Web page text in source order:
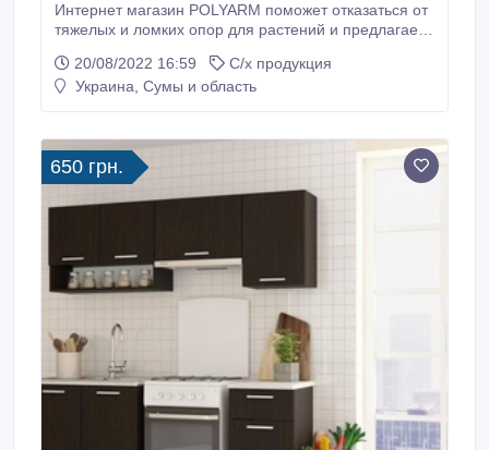
Интернет магазин POLYARM поможет отказаться от
тяжелых и ломких опор для растений и предлагает
композитных материалов. Производим Опоры и
колышки для растений из композитных материалов
производителя - НПК “Композит” не требуют особых
условий хранения.
20/08/2022 16:59
С/х продукция
Украина, Сумы и область
650 грн.